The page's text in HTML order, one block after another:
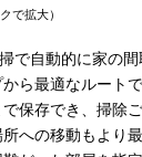
で拡大）
で自動的に家の間
ら最適なルート
保存でき、掃除
への移動もより